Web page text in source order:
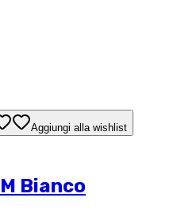
Aggiungi alla wishlist
Bianco